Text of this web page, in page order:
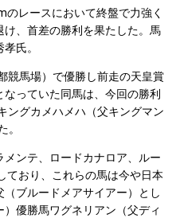
レースにおいて終盤で力強く
、首差の勝利を果たした。馬
氏。
競馬場）で優勝し前走の天皇賞
なっていた同馬は、今回の勝利
ングカメハメハ（父キングマン
。
ンテ、ロードカナロア、ルー
ており、これらの馬は今や日本
ブルードメアサイアー）とし
優勝馬ワグネリアン（父ディ